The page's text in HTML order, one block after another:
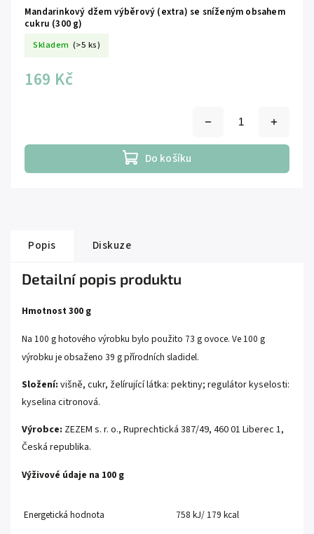
Mandarinkový džem výběrový (extra) se sníženým obsahem
cukru (300 g)
Skladem (>5 ks)
169 Kč
Do košíku
Popis Diskuze
Detailní popis produktu
Hmotnost 300 g
Na 100 g hotového výrobku bylo použito 73 g ovoce. Ve 100 g
výrobku je obsaženo 39 g přírodních sladidel.
Složení: višně, cukr, želírující látka: pektiny; regulátor kyselosti:
kyselina citronová.
Výrobce: ZEZEM s. r. o., Ruprechtická 387/49, 460 01 Liberec 1,
Česká republika.
Výživové údaje na 100 g
Energetická hodnota 758 kJ/ 179 kcal